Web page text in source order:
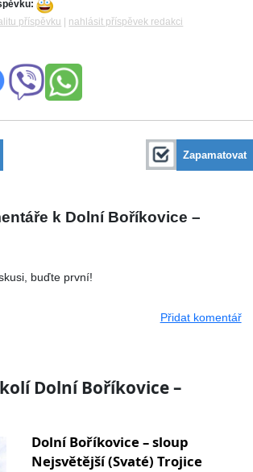
příspěvku
nahlásit příspěvek redakci
Zapamatovat
k Dolní Boříkovice –
buďte první!
Přidat komentář
Dolní Boříkovice –
Dolní Boříkovice – sloup
Nejsvětější (Svaté) Trojice